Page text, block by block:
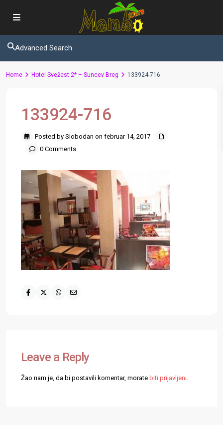
Advanced Search
Home Hotel Svežest 2* – Suncev Breg 133924-716
133924-716
Posted by Slobodan on februar 14, 2017
0 Comments
Leave a Reply
Žao nam je, da bi postavili komentar, morate biti prijavljeni.